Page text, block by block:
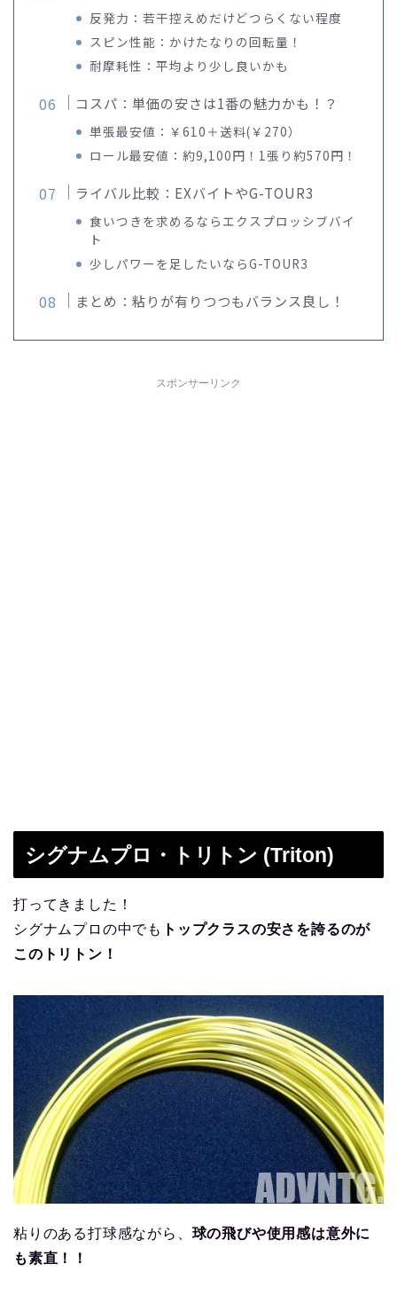
反発力：若干控えめだけどつらくない程度
スピン性能：かけたなりの回転量！
耐摩耗性：平均より少し良いかも
コスパ：単価の安さは1番の魅力かも！？
単張最安値：￥610＋送料(￥270）
ロール最安値：約9,100円！1張り約570円！
ライバル比較：EXバイトやG-TOUR3
食いつきを求めるならエクスプロッシブバイ
ト
少しパワーを足したいならG-TOUR3
まとめ：粘りが有りつつもバランス良し！
スポンサーリンク
シグナムプロ・トリトン (Triton)
打ってきました！
シグナムプロの中でも トップクラスの安さを誇るのが
このトリトン！
粘りのある打球感ながら、 球の飛びや使用感は意外に
も素直！！